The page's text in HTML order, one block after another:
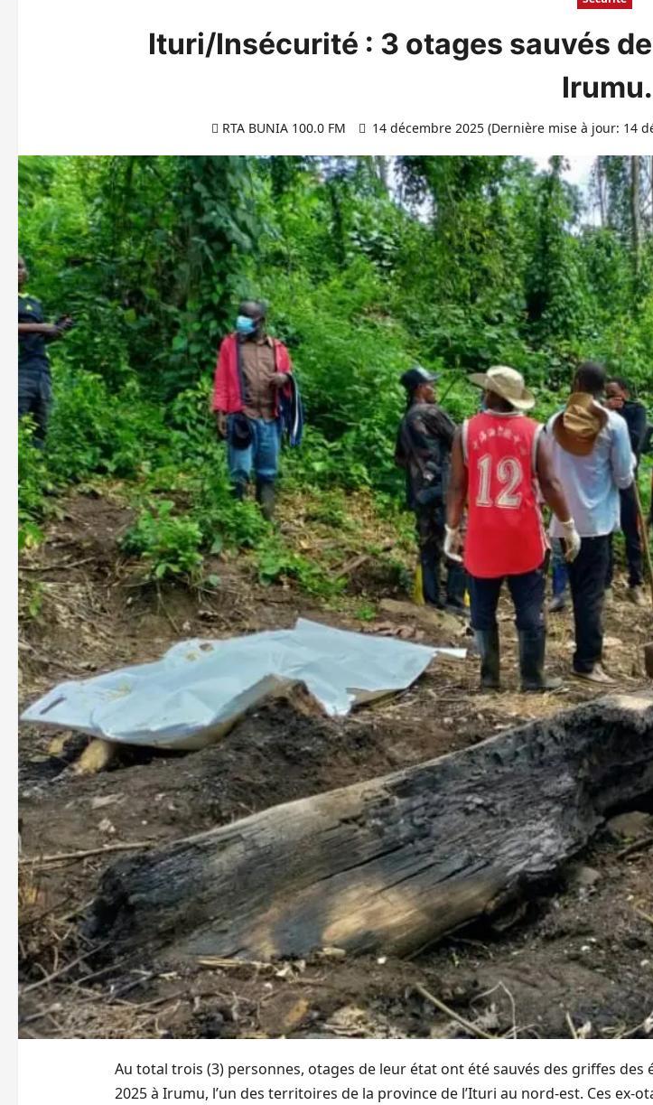
Ituri/Insécurité : 3 otages sauvés
Irumu.
RTA BUNIA 100.0 FM 14 décembre 2025 (Dernière mise à jour: 14
Au total trois (3) personnes, otages de leur état ont été sauvés des griffes
2025 à Irumu, l’un des territoires de la province de l’Ituri au nord-est. Ces ex-